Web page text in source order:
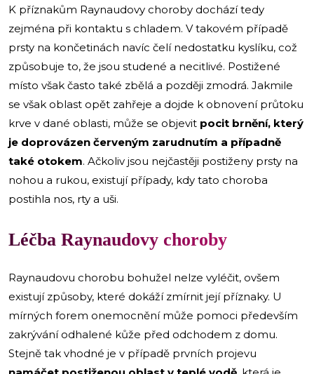
K příznakům Raynaudovy choroby dochází tedy
zejména při kontaktu s chladem. V takovém případě
prsty na končetinách navíc čelí nedostatku kyslíku, což
způsobuje to, že jsou studené a necitlivé. Postižené
místo však často také zbělá a později zmodrá. Jakmile
se však oblast opět zahřeje a dojde k obnovení průtoku
krve v dané oblasti, může se objevit pocit brnění, který
je doprovázen červeným zarudnutím a případně
také otokem. Ačkoliv jsou nejčastěji postiženy prsty na
nohou a rukou, existují případy, kdy tato choroba
postihla nos, rty a uši.
Léčba Raynaudovy choroby
Raynaudovu chorobu bohužel nelze vyléčit, ovšem
existují způsoby, které dokáží zmírnit její příznaky. U
mírných forem onemocnění může pomoci především
zakrývání odhalené kůže před odchodem z domu.
Stejně tak vhodné je v případě prvních projevu